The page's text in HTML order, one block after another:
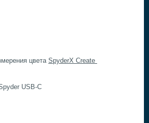
цвета SpyderX Create
USB-C